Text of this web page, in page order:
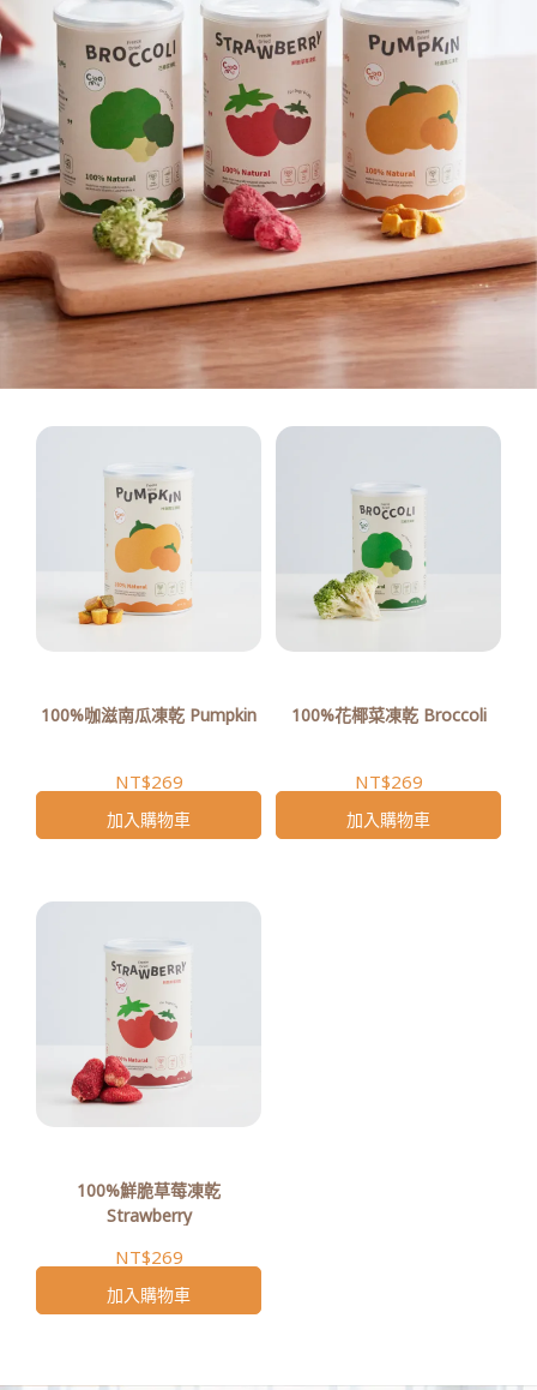
100%咖滋南瓜凍乾 Pumpkin
NT$269
加入購物車
100%花椰菜凍乾 Broccoli
NT$269
加入購物車
100%鮮脆草莓凍乾
Strawberry
NT$269
加入購物車